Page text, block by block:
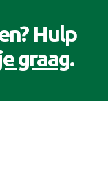
Hulp
graag.